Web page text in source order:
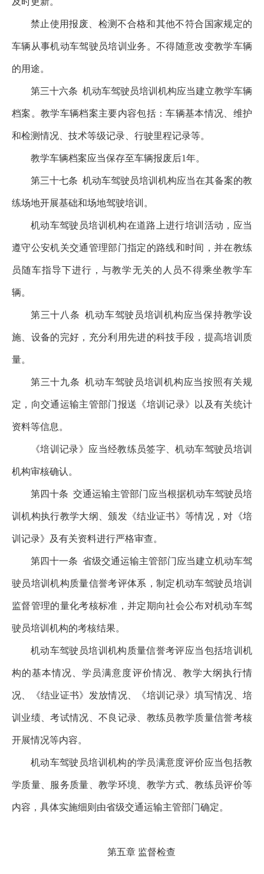
禁止使用报废、检测不合格和其他不符合国家规定的
车辆从事机动车驾驶员培训业务。不得随意改变教学车辆
的用途。
第三十六条 机动车驾驶员培训机构应当建立教学车辆
档案。教学车辆档案主要内容包括：车辆基本情况、维护
和检测情况、技术等级记录、行驶里程记录等。
教学车辆档案应当保存至车辆报废后1年。
第三十七条 机动车驾驶员培训机构应当在其备案的教
练场地开展基础和场地驾驶培训。
机动车驾驶员培训机构在道路上进行培训活动，应当
遵守公安机关交通管理部门指定的路线和时间，并在教练
员随车指导下进行，与教学无关的人员不得乘坐教学车
辆。
第三十八条 机动车驾驶员培训机构应当保持教学设
施、设备的完好，充分利用先进的科技手段，提高培训质
量。
第三十九条 机动车驾驶员培训机构应当按照有关规
定，向交通运输主管部门报送《培训记录》以及有关统计
资料等信息。
《培训记录》应当经教练员签字、机动车驾驶员培训
机构审核确认。
第四十条 交通运输主管部门应当根据机动车驾驶员培
训机构执行教学大纲、颁发《结业证书》等情况，对《培
训记录》及有关资料进行严格审查。
第四十一条 省级交通运输主管部门应当建立机动车驾
驶员培训机构质量信誉考评体系，制定机动车驾驶员培训
监督管理的量化考核标准，并定期向社会公布对机动车驾
驶员培训机构的考核结果。
机动车驾驶员培训机构质量信誉考评应当包括培训机
构的基本情况、学员满意度评价情况、教学大纲执行情
况、《结业证书》发放情况、《培训记录》填写情况、培
训业绩、考试情况、不良记录、教练员教学质量信誉考核
开展情况等内容。
机动车驾驶员培训机构的学员满意度评价应当包括教
学质量、服务质量、教学环境、教学方式、教练员评价等
内容，具体实施细则由省级交通运输主管部门确定。
第五章 监督检查